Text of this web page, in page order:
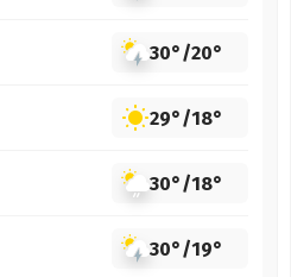
30°/20°
29°/18°
30°/18°
30°/19°